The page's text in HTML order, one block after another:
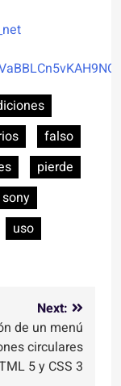
falso
pierde
sony
uso
Next:
de un menú
circulares
5 y CSS 3